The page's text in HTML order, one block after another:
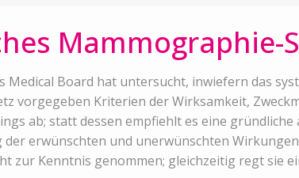
Mammographie-
Medical Board hat untersucht, inwiefern das
vorgegeben Kriterien der Wirksamkeit,
ab; statt dessen empfiehlt es eine
erwünschten und unerwünschten
zur Kenntnis genommen; gleichzeitig regt sie